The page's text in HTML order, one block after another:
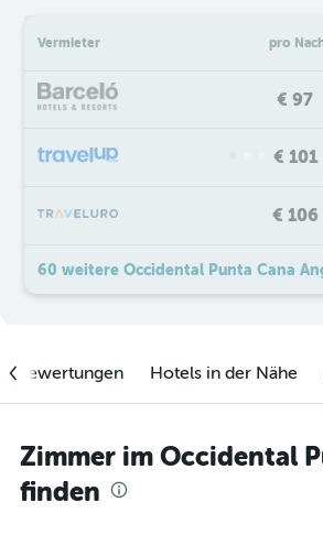
Vermieter pro
€ 97
€ 101
€ 106
60 weitere Occidental Punta Cana
Hotels in der Nähe
Zimmer im Occidental
finden